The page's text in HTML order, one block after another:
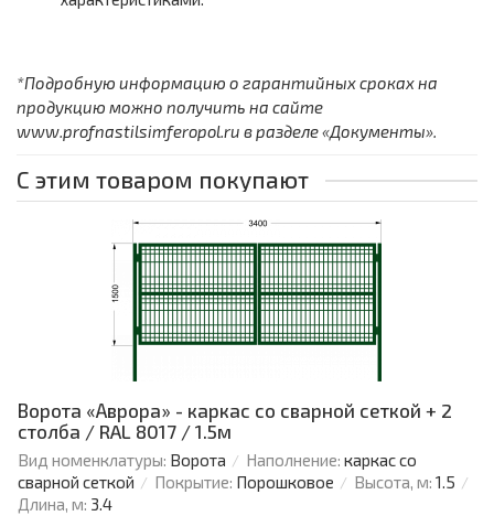
*Подробную информацию о гарантийных сроках на
продукцию можно получить на сайте
www.profnastilsimferopol.ru в разделе «Документы».
С этим товаром покупают
Ворота «Аврора» - каркас со сварной сеткой + 2
столба / RAL 8017 / 1.5м
Вид номенклатуры: Ворота Наполнение: каркас со
сварной сеткой
Покрытие: Порошковое Высота, м: 1.5
Длина, м: 3.4